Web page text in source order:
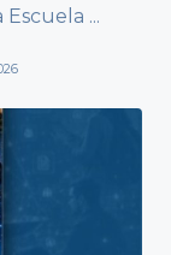
Escuela ...